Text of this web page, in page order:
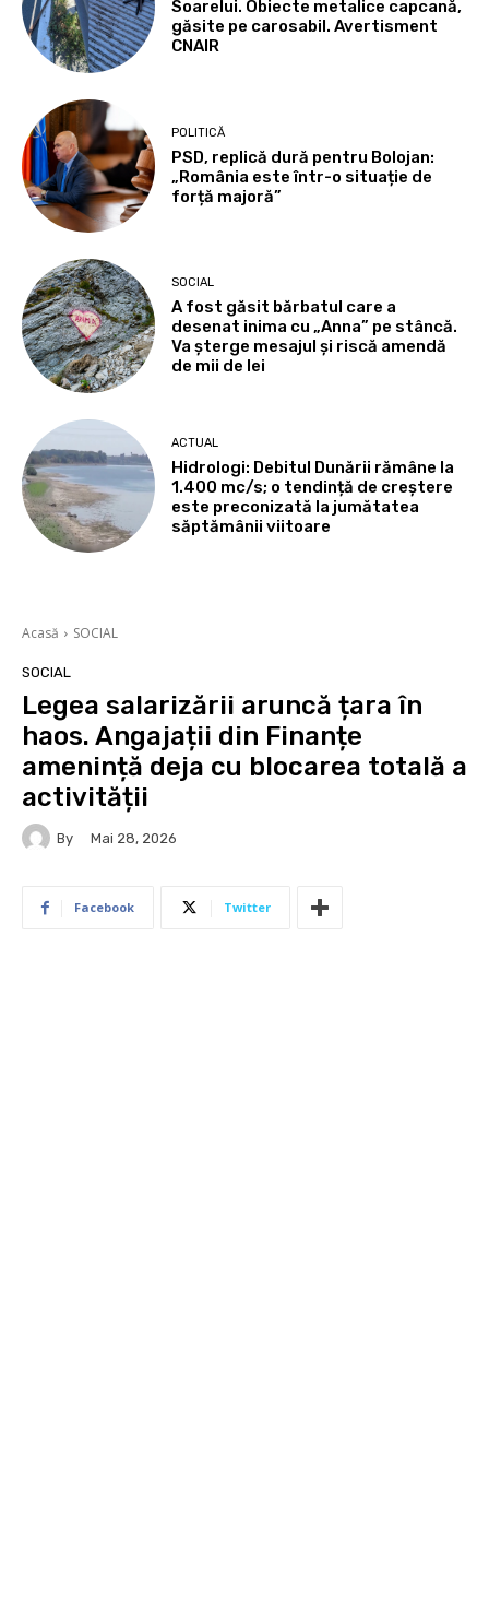
Soarelui. Obiecte metalice capcană,
găsite pe carosabil. Avertisment
CNAIR
POLITICĂ
PSD, replică dură pentru Bolojan:
„România este într-o situație de
forță majoră”
SOCIAL
A fost găsit bărbatul care a
desenat inima cu „Anna” pe stâncă.
Va șterge mesajul și riscă amendă
de mii de lei
ACTUAL
Hidrologi: Debitul Dunării rămâne la
1.400 mc/s; o tendință de creștere
este preconizată la jumătatea
săptămânii viitoare